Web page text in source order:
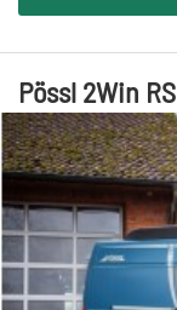
Pössl 2Win RS